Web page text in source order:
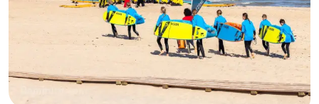
Webcam
Strand
Übernachten
Appartements